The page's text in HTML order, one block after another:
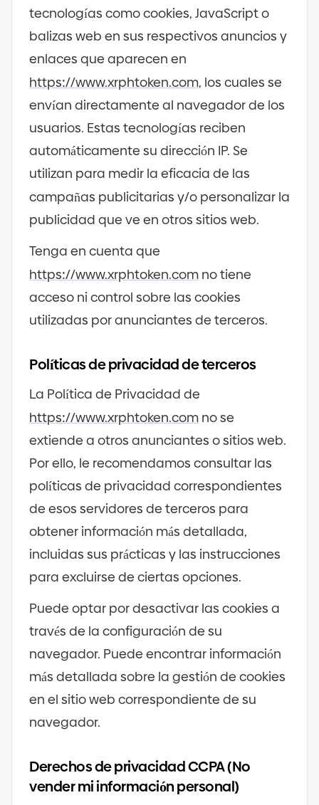
tecnologías como cookies, JavaScript o
balizas web en sus respectivos anuncios y
enlaces que aparecen en
https://www.xrphtoken.com, los cuales se
envían directamente al navegador de los
usuarios. Estas tecnologías reciben
automáticamente su dirección IP. Se
utilizan para medir la eficacia de las
campañas publicitarias y/o personalizar la
publicidad que ve en otros sitios web.
Tenga en cuenta que
https://www.xrphtoken.com no tiene
acceso ni control sobre las cookies
utilizadas por anunciantes de terceros.
Políticas de privacidad de terceros
La Política de Privacidad de
https://www.xrphtoken.com no se
extiende a otros anunciantes o sitios web.
Por ello, le recomendamos consultar las
políticas de privacidad correspondientes
de esos servidores de terceros para
obtener información más detallada,
incluidas sus prácticas y las instrucciones
para excluirse de ciertas opciones.
Puede optar por desactivar las cookies a
través de la configuración de su
navegador. Puede encontrar información
más detallada sobre la gestión de cookies
en el sitio web correspondiente de su
navegador.
Derechos de privacidad CCPA(No
vender mi información personal)